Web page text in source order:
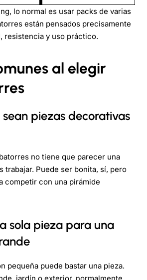
lo normal es usar packs de varias
están pensados precisamente
resistencia y uso práctico.
al elegir
piezas decorativas
no tiene que parecer una
trabajar. Puede ser bonita, sí, pero
competir con una pirámide
sola pieza para una
pequeña puede bastar una pieza.